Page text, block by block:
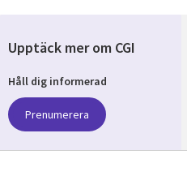
Upptäck mer om CGI
Håll dig informerad
Prenumerera